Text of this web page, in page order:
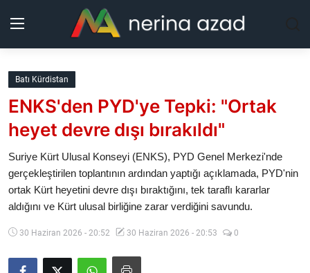
Kurdistan
Bölgeler
Güncel
Analiz
Batı Kürdistan
ENKS'den PYD'ye Tepki: "Ortak
heyet devre dışı bırakıldı"
Suriye Kürt Ulusal Konseyi (ENKS), PYD Genel Merkezi'nde
gerçekleştirilen toplantının ardından yaptığı açıklamada, PYD'nin
ortak Kürt heyetini devre dışı bıraktığını, tek taraflı kararlar
aldığını ve Kürt ulusal birliğine zarar verdiğini savundu.
30 Haziran 2026 - 20:52 30 Haziran 2026 - 20:53 0